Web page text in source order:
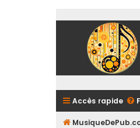
Accès rapide